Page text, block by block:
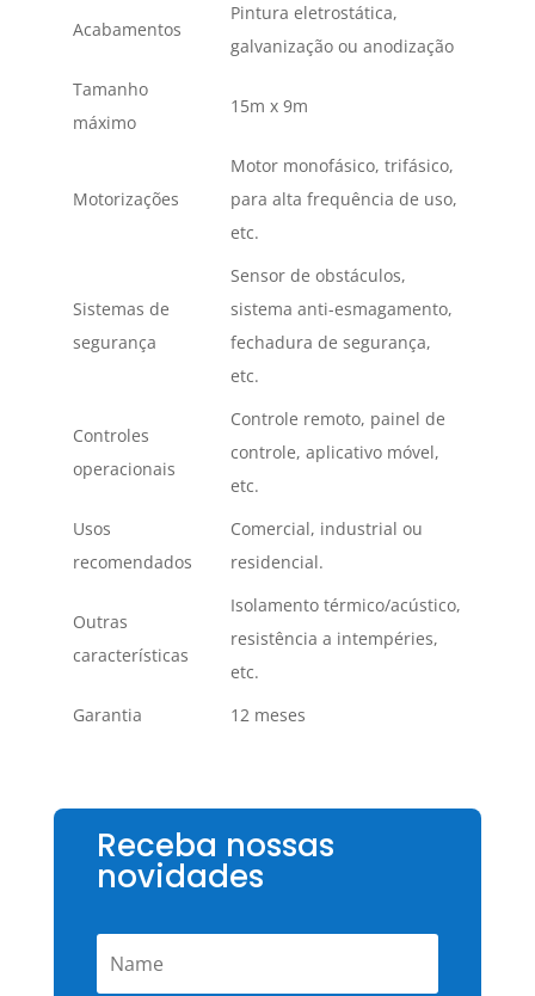
Acabamentos
Pintura eletrostática,
galvanização ou anodização
Tamanho
máximo
15m x 9m
Motorizações
Motor monofásico, trifásico,
para alta frequência de uso,
etc.
Sistemas de
segurança
Sensor de obstáculos,
sistema anti-esmagamento,
fechadura de segurança,
etc.
Controles
operacionais
Controle remoto, painel de
controle, aplicativo móvel,
etc.
Usos
recomendados
Comercial, industrial ou
residencial.
Outras
características
Isolamento térmico/acústico,
resistência a intempéries,
etc.
Garantia
12 meses
Receba nossas
novidades